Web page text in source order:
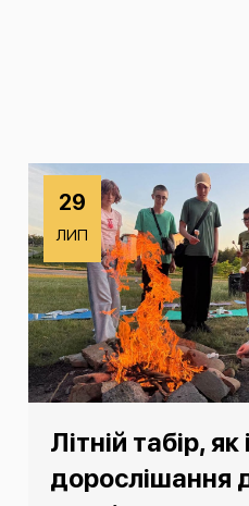
29
ЛИП
Літній табір,
дорослішання